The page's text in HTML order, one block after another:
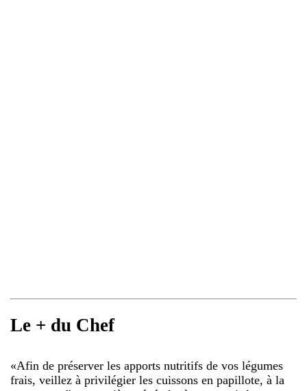
Le + du Chef
«Afin de préserver les apports nutritifs de vos légumes
frais, veillez à privilégier les cuissons en papillote, à la